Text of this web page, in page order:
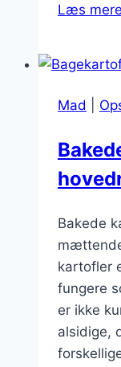
Læs mere
Mad
Bakede
kartofler
fungere
er ikke
alsidige,